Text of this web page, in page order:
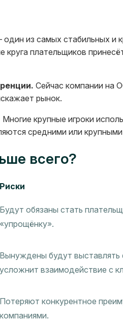
из самых стабильных и
круга плательщиков
Сейчас компании на
рынок.
Многие крупные игроки
средними или
всего?
Риски
Будут обязаны стать
«упрощёнку».
Вынуждены будут выставлять
усложнит взаимодействие с
Потеряют конкурентное
компаниями.